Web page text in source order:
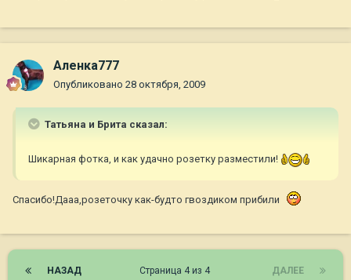
Аленка777
Опубликовано 28 октября, 2009
Татьяна и Брита сказал:
Шикарная фотка, и как удачно розетку разместили!
Спасибо!Дааа,розеточку как-будто гвоздиком прибили
НАЗАД ДАЛЕЕ
Страница 4 из 4